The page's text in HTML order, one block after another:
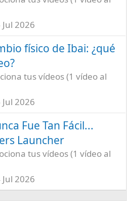
Jul 2026
físico de Ibai: ¿qué
tus vídeos (1 vídeo al
Jul 2026
Fue Tan Fácil...
Launcher
tus vídeos (1 vídeo al
Jul 2026